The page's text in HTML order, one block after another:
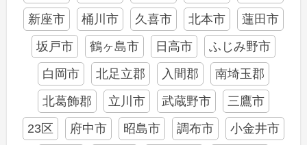
新座市
桶川市 久喜市 北本市
蓮田市
坂戸市
鶴ヶ島市 日高市
ふじみ野市
白岡市
北足立郡 入間郡
南埼玉郡
北葛飾郡
立川市 武蔵野市
三鷹市
23区
府中市 昭島市 調布市
小金井市